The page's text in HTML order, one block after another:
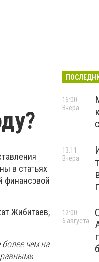
в статьях
финансовой
Жибитаев,
чем на
равными
16:00
Вчера
13:11
Вчера
12:00
6 августа